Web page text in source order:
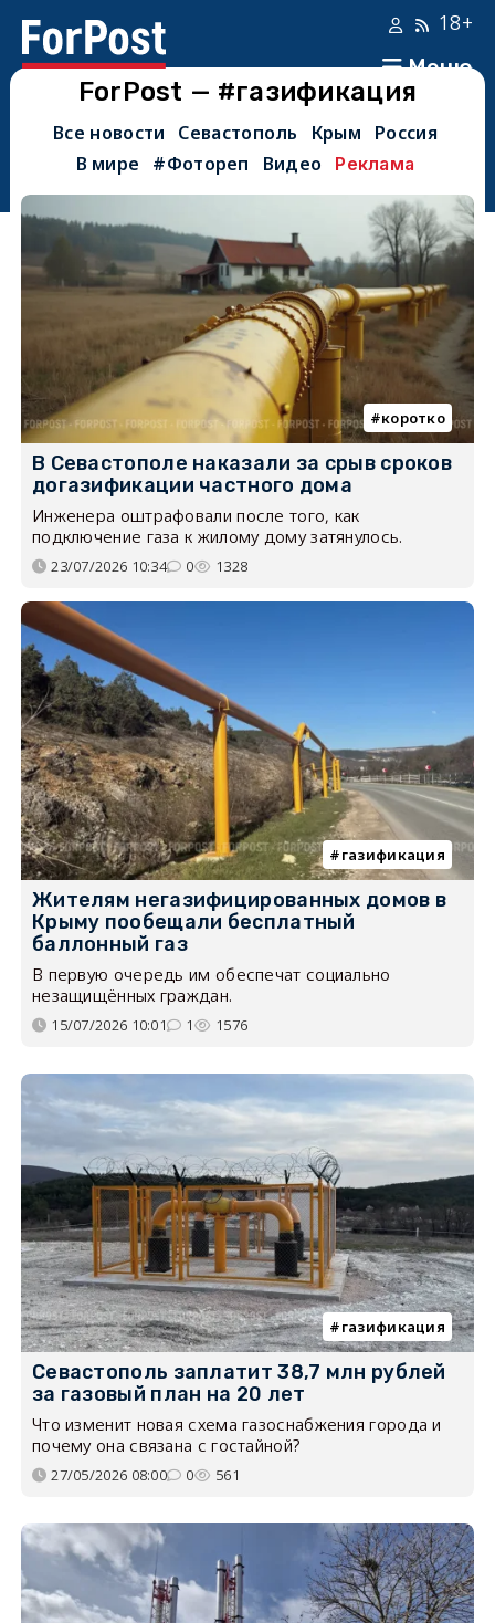
Меню
18+
ForPost — #газификация
Все новости Севастополь Крым
Россия
В мире
#Фотореп Видео Реклама
коротко
В Севастополе наказали за срыв сроков
догазификации частного дома
Инженера оштрафовали после того, как
подключение газа к жилому дому затянулось.
23/07/2026 10:34 0 1328
газификация
Жителям негазифицированных домов в
Крыму пообещали бесплатный
баллонный газ
В первую очередь им обеспечат социально
незащищённых граждан.
15/07/2026 10:01 1 1576
газификация
Севастополь заплатит 38,7 млн рублей
за газовый план на 20 лет
Что изменит новая схема газоснабжения города и
почему она связана с гостайной?
27/05/2026 08:00 0 561